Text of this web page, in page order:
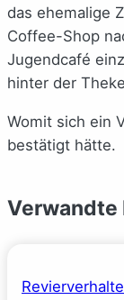
das ehemalige
Coffee-Shop
Jugendcafé
hinter der
Womit sich ein
bestätigt hätte.
Verwandte